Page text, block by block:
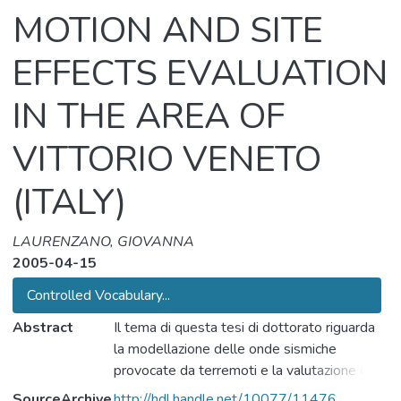
MOTION AND SITE
EFFECTS EVALUATION
IN THE AREA OF
VITTORIO VENETO
(ITALY)
LAURENZANO, GIOVANNA
2005-04-15
Controlled Vocabulary...
Abstract
Il tema di questa tesi di dottorato riguarda
la modellazione delle onde sismiche
provocate da terremoti e la valutazione di
scenari di scuotimento sismico. Lo studio è